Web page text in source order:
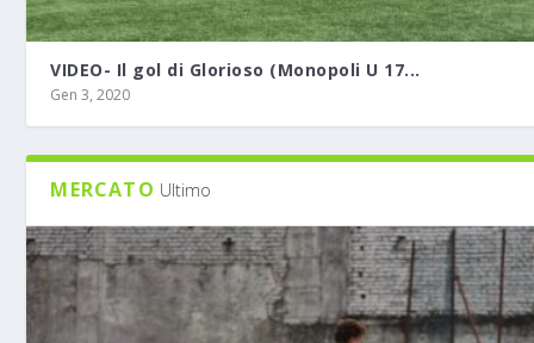
VIDEO- Il gol di Glorioso (Monopoli U 17...
Gen 3, 2020
MERCATO Ultimo